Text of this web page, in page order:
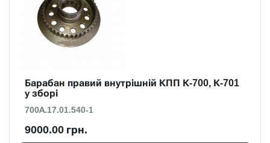
Барабан правий внутрішній КПП К-700, К-701
у зборі
700А.17.01.540-1
9000.00 грн.